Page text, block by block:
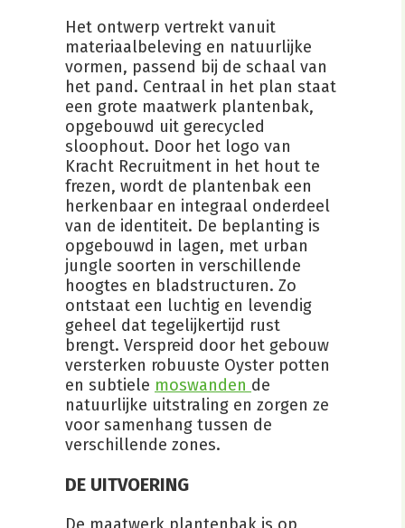
Het ontwerp vertrekt vanuit
materiaalbeleving en natuurlijke
vormen, passend bij de schaal van
het pand. Centraal in het plan staat
een grote maatwerk plantenbak,
opgebouwd uit gerecycled
sloophout. Door het logo van
Kracht Recruitment in het hout te
frezen, wordt de plantenbak een
herkenbaar en integraal onderdeel
van de identiteit. De beplanting is
opgebouwd in lagen, met urban
jungle soorten in verschillende
hoogtes en bladstructuren. Zo
ontstaat een luchtig en levendig
geheel dat tegelijkertijd rust
brengt. Verspreid door het gebouw
versterken robuuste Oyster potten
en subtiele moswanden de
natuurlijke uitstraling en zorgen ze
voor samenhang tussen de
verschillende zones.
DE UITVOERING